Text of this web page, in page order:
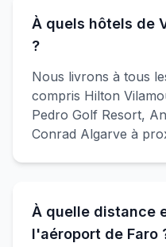
À quels hôtels de
?
Nous livrons à tous
compris Hilton
Pedro Golf Resort,
Conrad Algarve à
À quelle distance
l'aéroport de Faro